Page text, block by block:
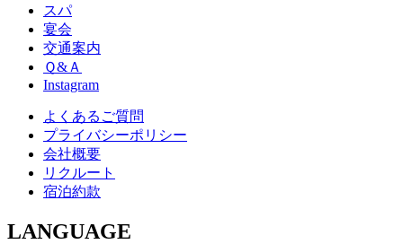
スパ
宴会
交通案内
Ｑ&Ａ
Instagram
よくあるご質問
プライバシーポリシー
会社概要
リクルート
宿泊約款
LANGUAGE